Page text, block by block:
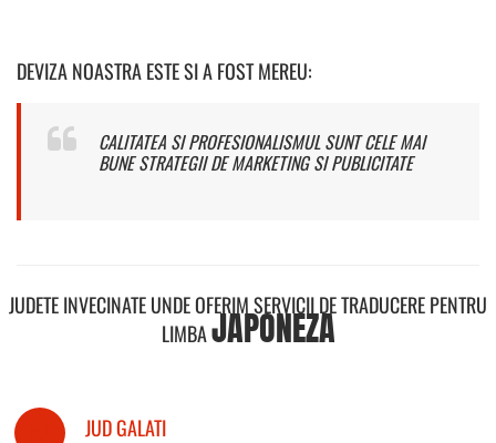
DEVIZA NOASTRA ESTE SI A FOST MEREU:
CALITATEA SI PROFESIONALISMUL SUNT CELE MAI
BUNE STRATEGII DE MARKETING SI PUBLICITATE
JUDETE INVECINATE UNDE OFERIM SERVICII DE TRADUCERE PENTRU
LIMBAJAPONEZA
JUD GALATI